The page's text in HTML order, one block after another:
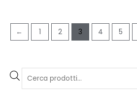
← 1 2 3 4 5